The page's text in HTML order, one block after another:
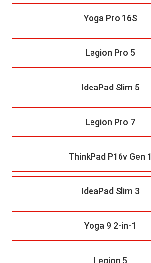
Yoga Pro 16S
Legion Pro 5
IdeaPad Slim 5
Legion Pro 7
ThinkPad P16v Gen 1
IdeaPad Slim 3
Yoga 9 2-in-1
Legion 5